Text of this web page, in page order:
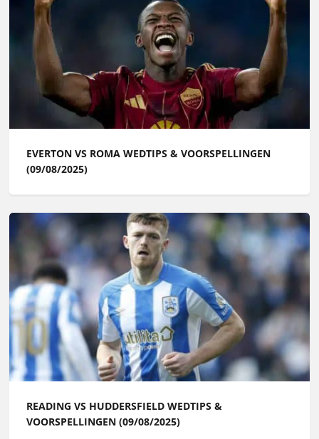
EVERTON VS ROMA WEDTIPS & VOORSPELLINGEN
(09/08/2025)
READING VS HUDDERSFIELD WEDTIPS &
VOORSPELLINGEN (09/08/2025)